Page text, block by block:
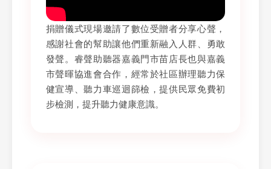
捐贈儀式現場邀請了數位受贈者分享心聲，
感謝社會的幫助讓他們重新融入人群、勇敢
發聲。睿聲助聽器嘉義門市苗店長也與嘉義
市聲暉協進會合作，經常於社區辦理聽力保
健宣導、聽力車巡迴篩檢，提供民眾免費初
步檢測，提升聽力健康意識。